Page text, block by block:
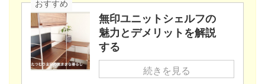
おすすめ
無印ユニットシェルフの
魅力とデメリットを解説
する
続きを見る